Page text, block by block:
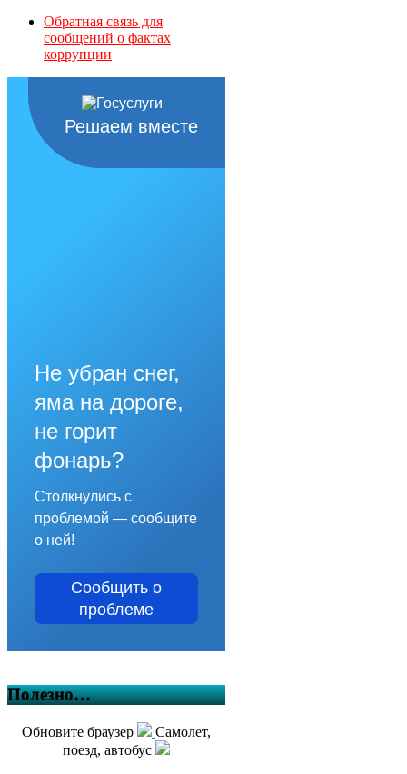
Обратная связь для
сообщений о фактах
коррупции
Решаем вместе
Не убран снег,
яма на дороге,
не горит
фонарь?
Столкнулись с
проблемой — сообщите
о ней!
Сообщить о
проблеме
Полезно…
Обновите браузер
Самолет,
поезд, автобус